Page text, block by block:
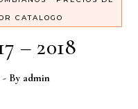
CATALOGO
– 2018
- By admin